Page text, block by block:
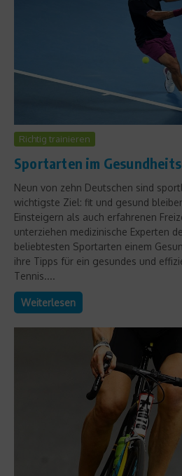
Richtig trainieren
Sportarten im
Neun von zehn Deutschen sind
wichtigste Ziel: fit und gesund
Einsteigern als auch erfahrenen
unterziehen medizinische Experten
beliebtesten Sportarten einem
ihre Tipps für ein gesundes und
Tennis....
Weiterlesen